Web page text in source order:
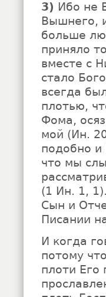
3) Ибо не
Вышнего,
больше
приняло
вместе с
стало
всегда
плотью,
Фома,
мой (Ин.
подобно и
что мы
(1 Ин. 1,
Сын и
Писании
И когда
потому
плоти Его